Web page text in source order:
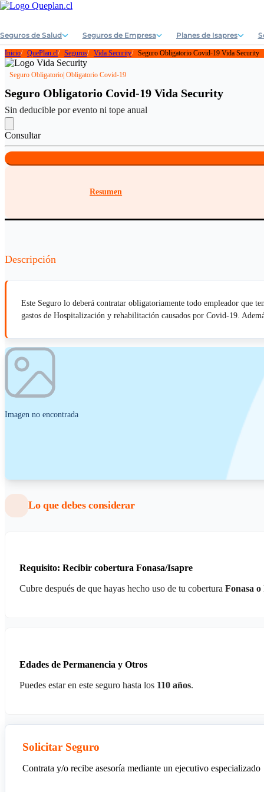
Seguros de Salud Seguros de Empresa Planes de Isapres
Inicio QuePlan.cl Seguros Vida Security Seguro Obligatorio Covid-19 Vida Security
Seguro Obligatorio | Obligatorio Covid-19
Seguro Obligatorio Covid-19 Vida Security
Sin deducible por evento ni tope anual
Consultar
Resumen
Descripción
Este Seguro lo deberá contratar obligatoriamente todo empleador que
gastos de Hospitalización y rehabilitación causados por Covid-19.
Imagen no encontrada
Lo que debes considerar
Requisito: Recibir cobertura Fonasa/Isapre
Cubre después de que hayas hecho uso de tu cobertura Fonasa o
Edades de Permanencia y Otros
Puedes estar en este seguro hasta los 110 años.
Solicitar Seguro
Contrata y/o recibe asesoría mediante un ejecutivo especializado